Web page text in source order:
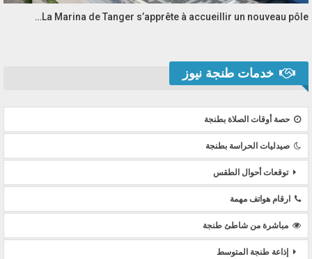
La Marina de Tanger s’apprête à accueillir un nouveau pôle…
خدمات طنجة نيوز
حصة أوقات الصلاة بطنجة
صيدليات الحراسة بطنجة
توقعات أحوال الطقس
ارقام هواتف مهمة
مباشرة من شاطئ طنجة
إذاعة طنجة المتوسط